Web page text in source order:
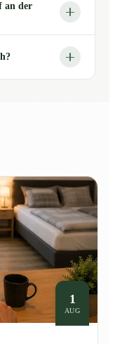
an der
1
AUG